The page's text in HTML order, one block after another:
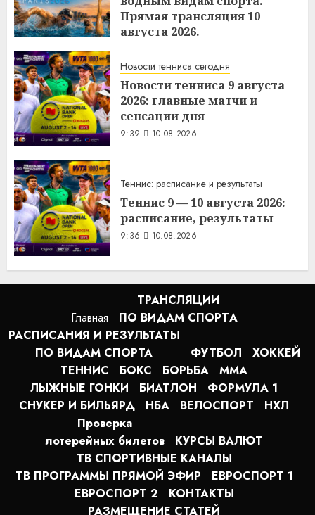
Прямая трансляция 10
августа 2026.
Новости тенниса сегодня
Новости тенниса 9 августа
2026: главные матчи и
сенсации дня
9:39 10.08.2026
Теннис: расписание и результаты
Теннис 9 — 10 августа 2026:
расписание, результаты
9:36 10.08.2026
Главная
ТРАНСЛЯЦИИ
ПО ВИДАМ СПОРТA
РАСПИСАНИЯ И РЕЗУЛЬТАТЫ
ПО ВИДАМ СПОРТА
ФУТБОЛ
ХОККЕЙ
ТЕННИС
БОКС БОРЬБА
MMA
ЛЫЖНЫЕ ГОНКИ
БИАТЛОН
ФОРМУЛА 1
СНУКЕР И БИЛЬЯРД
НБА ВЕЛОСПОРТ
НХЛ
Проверка
лотерейных билетов
КУРСЫ ВАЛЮТ
ТВ СПОРТИВНЫЕ КАНАЛЫ
ТВ ПРОГРАММЫ ПРЯМОЙ ЭФИР
ЕВРОСПОРТ 1
ЕВРОСПОРТ 2
КОНТАКТЫ
РАЗМЕЩЕНИЕ СТАТЕЙ